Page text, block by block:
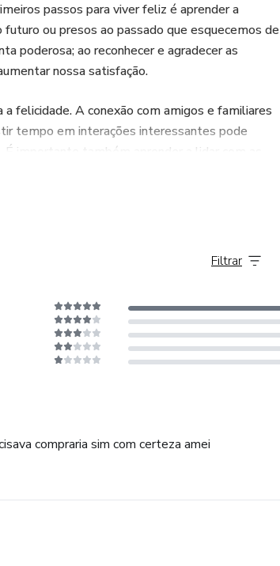
passos para viver feliz é aprender a
ou presos ao passado que esquecemos de
poderosa; ao reconhecer e agradecer as
nossa satisfação.
felicidade. A conexão com amigos e familiares
tempo em interações interessantes pode
importante também aprender a lidar com as
eles pode determinar nosso nível de felicidade.
atividades que nos proporcionam prazer, como
nosso humor. A meditação e a atenção plena,
Filtrar
compraria sim com certeza amei